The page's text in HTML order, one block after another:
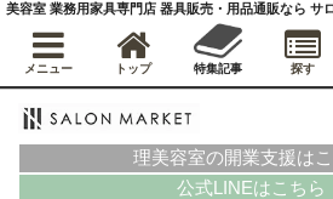
理美容室の開業支援は
公式LINEはこち
美容室 業務用家具専門店 器具販売・用品通販なら サ
メニュー トップ 特集記事 探す